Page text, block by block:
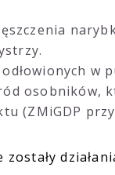
w
osobników,
(ZMiGDP przy
zostały